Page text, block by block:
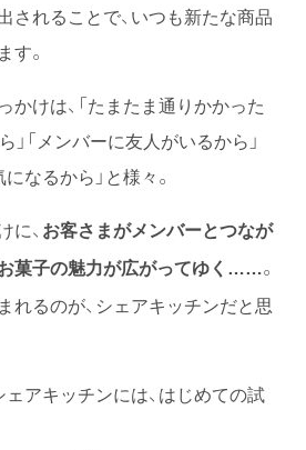
されることで、いつも新たな商品
す。
けは、「たまたま通りかかった
」「メンバーに友人がいるから」
なるから」と様々。
、 お客さまがメンバーとつなが
菓子の魅力が広がってゆく……。
れるのが、シェアキッチンだと思
ェアキッチンには、はじめての試